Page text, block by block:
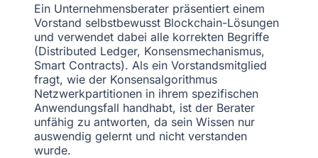
Ein Unternehmensberater präsentiert einem
Vorstand selbstbewusst Blockchain-Lösungen
und verwendet dabei alle korrekten Begriffe
(Distributed Ledger, Konsensmechanismus,
Smart Contracts). Als ein Vorstandsmitglied
fragt, wie der Konsensalgorithmus
Netzwerkpartitionen in ihrem spezifischen
Anwendungsfall handhabt, ist der Berater
unfähig zu antworten, da sein Wissen nur
auswendig gelernt und nicht verstanden
wurde.